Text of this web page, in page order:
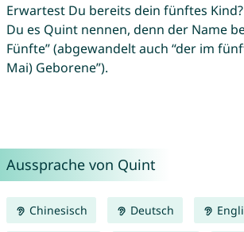
Erwartest Du bereits dein fünftes
Du es Quint nennen, denn der Name
Fünfte” (abgewandelt auch “der im
Mai) Geborene”).
Aussprache von Quint
Chinesisch Deutsch